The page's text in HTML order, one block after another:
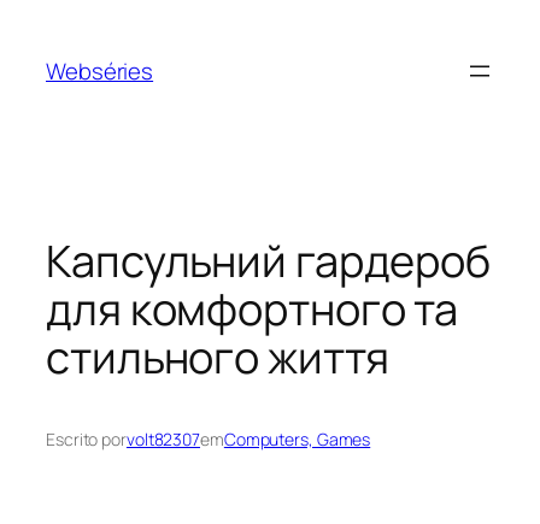
Webséries
Капсульний гардероб
для комфортного та
стильного життя
Escrito porvolt82307emComputers, Games